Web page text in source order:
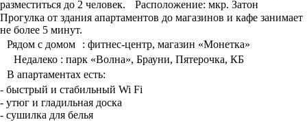
разместиться до 2 человек. Расположение: мкр. Затон
Прогулка от здания апартаментов до магазинов и кафе занимает
не более 5 минут.
Рядом с домом : фитнес-центр, магазин «Монетка»
Недалеко : парк «Волна», Брауни, Пятерочка, КБ
В апартаментах есть:
- быстрый и стабильный Wi Fi
- утюг и гладильная доска
- сушилка для белья